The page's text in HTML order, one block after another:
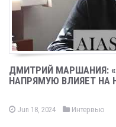
ДМИТРИЙ МАРШАНИЯ:
НАПРЯМУЮ ВЛИЯЕТ НА
Jun 18, 2024 Интервью